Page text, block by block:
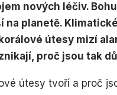
nových léčiv.
na planetě.
útesy mizí
proč jsou tak
útesy tvoří a proč